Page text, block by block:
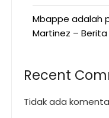
Mbappe adalah
Martinez –
Recent
Tidak ada